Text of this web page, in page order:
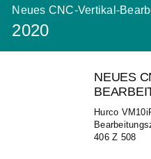
Neues CNC-Vertikal-
2020
NEUES
Hurco
406 Z 508